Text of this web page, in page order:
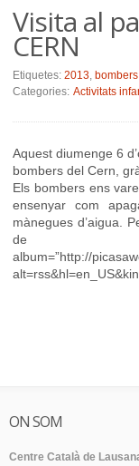
Visita al
CERN
Etiquetes: 2013, bombers
Categories: Activitats
Aquest diumenge 6
bombers del Cern,
Els bombers ens
ensenyar com
mànegues d’aigua.
de
album=”http://
ON SOM
Centre Català de